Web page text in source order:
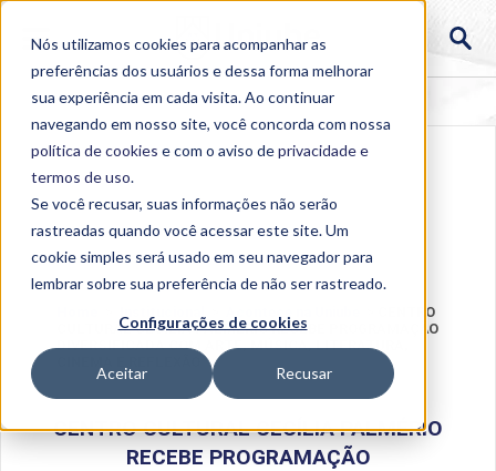
Nós utilizamos cookies para acompanhar as
preferências dos usuários e dessa forma melhorar
sua experiência em cada visita. Ao continuar
navegando em nosso site, você concorda com nossa
política de cookies e com o aviso deprivacidade e
termos de uso.
Se você recusar, suas informações não serão
rastreadas quando você acessar este site. Um
cookie simples será usado em seu navegador para
lembrar sobre sua preferência de não ser rastreado.
Configurações de cookies
Aceitar Recusar
CENTRO
CULTURAL CECÍLIA PALMÉRIO RECEBE PROGRAMAÇÃO
DIVERSIFICADA COM ARTE, MÚSICA, LITERATURA,
CENTRO CULTURAL CECÍLIA PALMÉRIO
RECEBE PROGRAMAÇÃO